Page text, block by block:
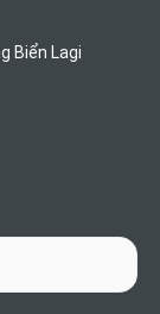
Biển Lagi